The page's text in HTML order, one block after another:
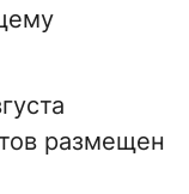
размещен